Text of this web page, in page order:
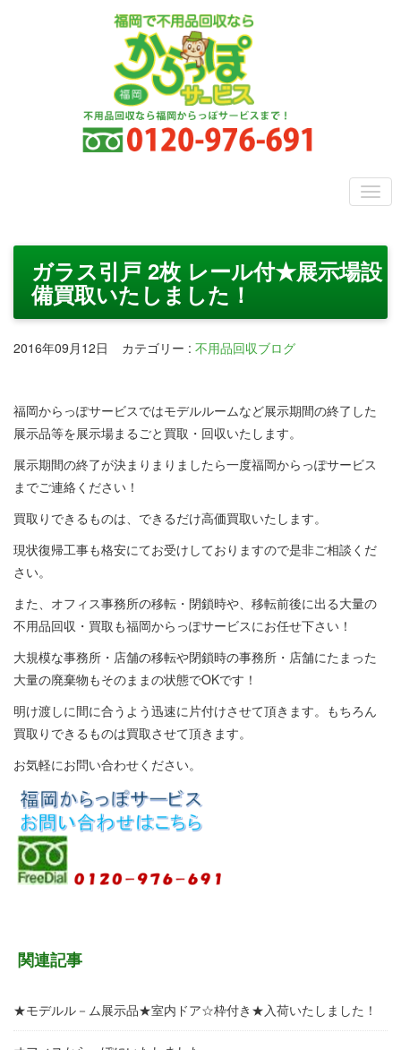
ガラス引戸 2枚 レール付★展示場設
備買取いたしました！
2016年09月12日 カテゴリー : 不用品回収ブログ
福岡からっぽサービスではモデルルームなど展示期間の終了した
展示品等を展示場まるごと買取・回収いたします。
展示期間の終了が決まりまりましたら一度福岡からっぽサービス
までご連絡ください！
買取りできるものは、できるだけ高価買取いたします。
現状復帰工事も格安にてお受けしておりますので是非ご相談くだ
さい。
また、オフィス事務所の移転・閉鎖時や、移転前後に出る大量の
不用品回収・買取も福岡からっぽサービスにお任せ下さい！
大規模な事務所・店舗の移転や閉鎖時の事務所・店舗にたまった
大量の廃棄物もそのままの状態でOKです！
明け渡しに間に合うよう迅速に片付けさせて頂きます。もちろん
買取りできるものは買取させて頂きます。
お気軽にお問い合わせください。
関連記事
★モデルル－ム展示品★室内ドア☆枠付き★入荷いたしました！